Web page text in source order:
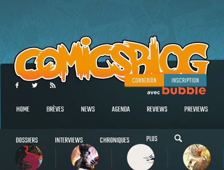
CONNEXION INSCRIPTION
HOME BRÈVES NEWS AGENDA REVIEWS PREVIEWS
DOSSIERS INTERVIEWS CHRONIQUES PLUS